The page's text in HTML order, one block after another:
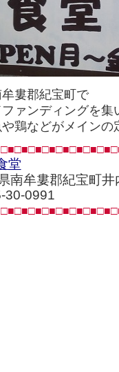
婁郡紀宝町で
ァンディングを
鶏などがメイン
堂
南牟婁郡紀宝町井
30-0991